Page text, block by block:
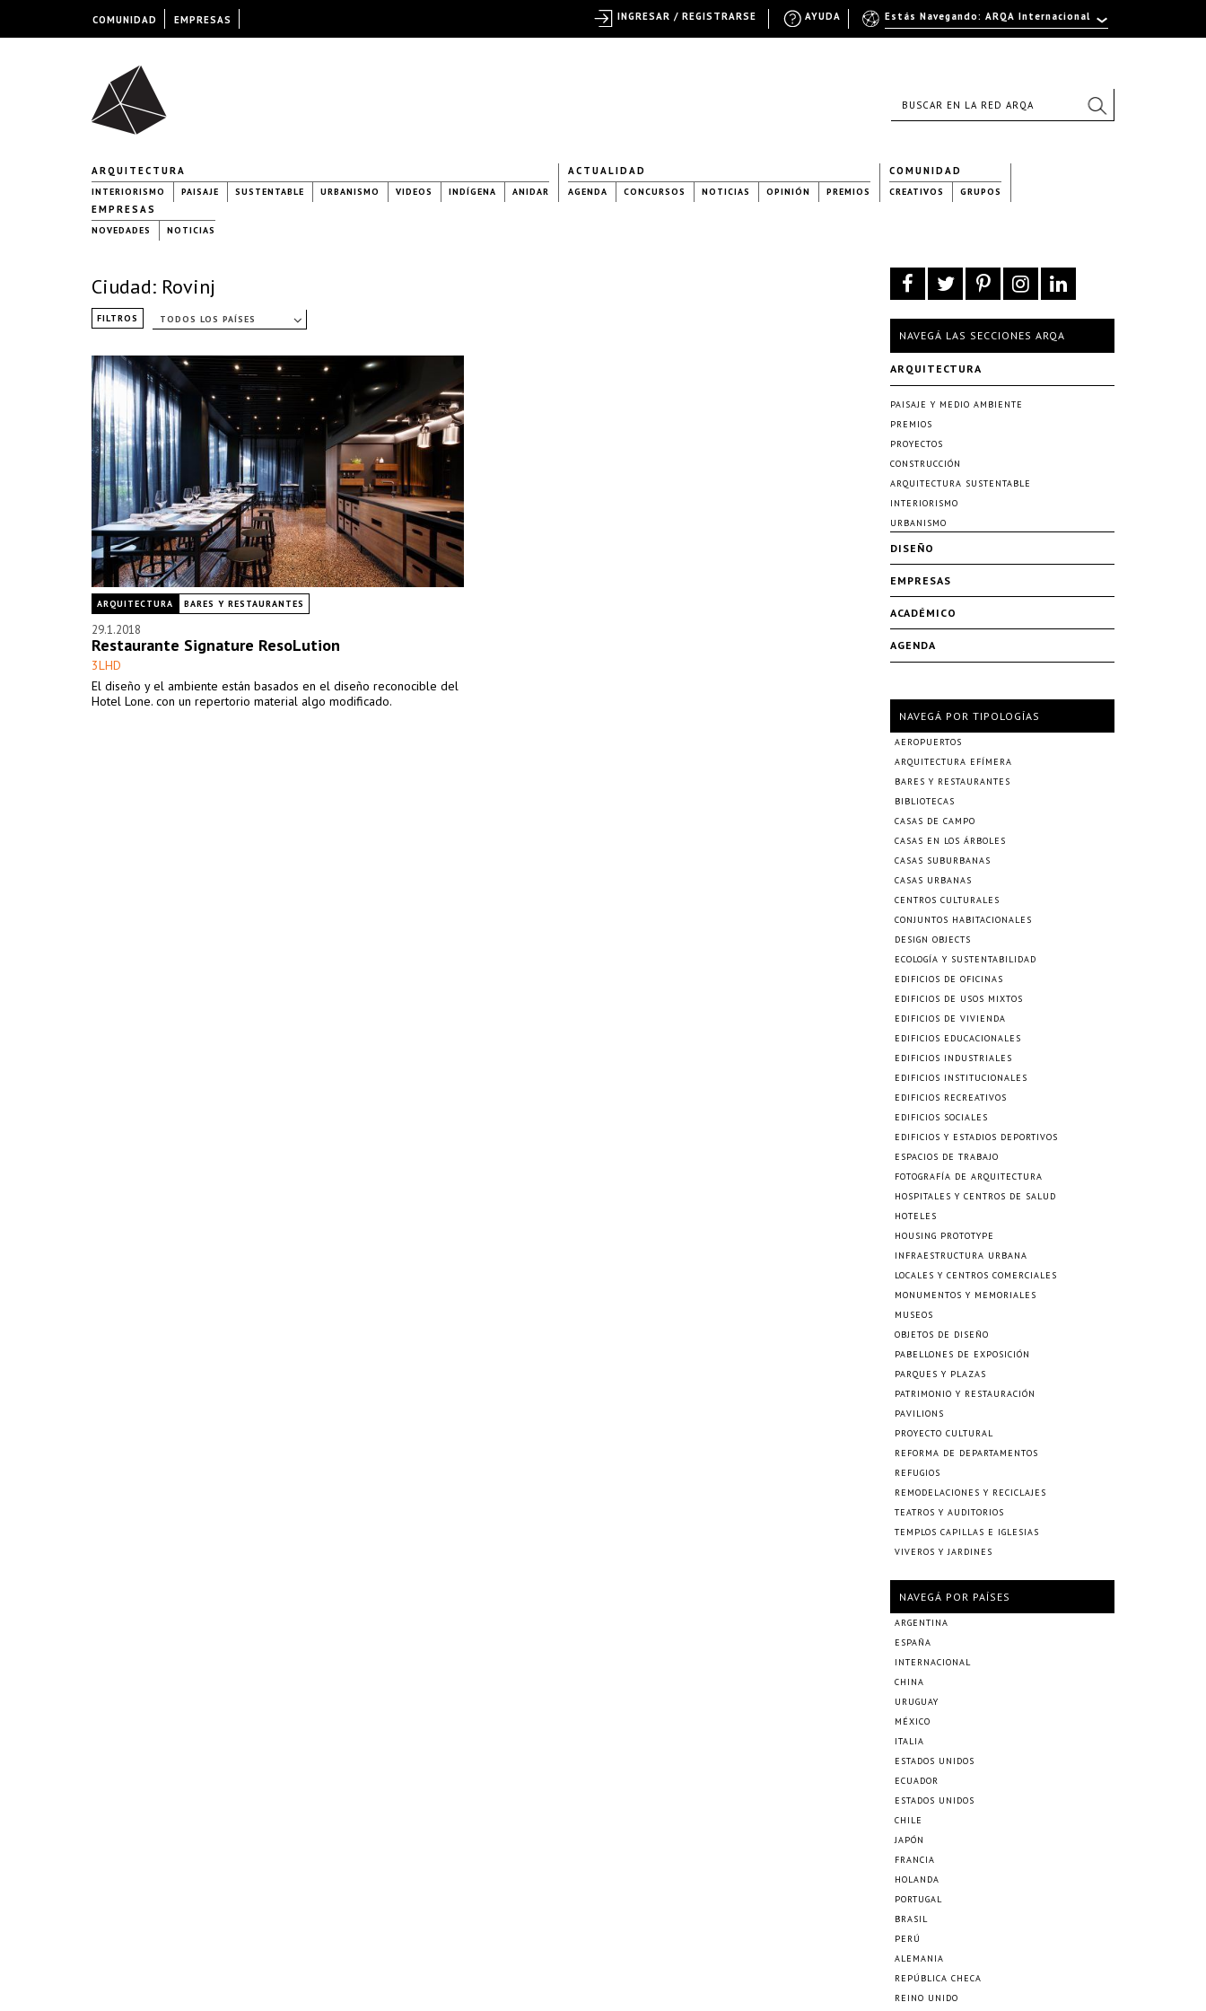
ARQUITECTURA
INTERIORISMO PAISAJE SUSTENTABLE URBANISMO VIDEOS INDÍGENA ANIDAR
ACTUALIDAD
AGENDA CONCURSOS NOTICIAS OPINIÓN PREMIOS
COMUNIDAD
CREATIVOS GRUPOS
EMPRESAS
NOVEDADES NOTICIAS
Ciudad: Rovinj
FILTROS TODOS LOS PAÍSES
ARQUITECTURA BARES Y RESTAURANTES
29.1.2018
Restaurante Signature ResoLution
3LHD
El diseño y el ambiente están basados en el diseño reconocible del
Hotel Lone. con un repertorio material algo modificado.
NAVEGÁ LAS SECCIONES ARQA
ARQUITECTURA
PAISAJE Y MEDIO AMBIENTE
PREMIOS
PROYECTOS
CONSTRUCCIÓN
ARQUITECTURA SUSTENTABLE
INTERIORISMO
URBANISMO
DISEÑO
EMPRESAS
ACADÉMICO
AGENDA
NAVEGÁ POR TIPOLOGÍAS
AEROPUERTOS
ARQUITECTURA EFÍMERA
BARES Y RESTAURANTES
BIBLIOTECAS
CASAS DE CAMPO
CASAS EN LOS ÁRBOLES
CASAS SUBURBANAS
CASAS URBANAS
CENTROS CULTURALES
CONJUNTOS HABITACIONALES
DESIGN OBJECTS
ECOLOGÍA Y SUSTENTABILIDAD
EDIFICIOS DE OFICINAS
EDIFICIOS DE USOS MIXTOS
EDIFICIOS DE VIVIENDA
EDIFICIOS EDUCACIONALES
EDIFICIOS INDUSTRIALES
EDIFICIOS INSTITUCIONALES
EDIFICIOS RECREATIVOS
EDIFICIOS SOCIALES
EDIFICIOS Y ESTADIOS DEPORTIVOS
ESPACIOS DE TRABAJO
FOTOGRAFÍA DE ARQUITECTURA
HOSPITALES Y CENTROS DE SALUD
HOTELES
HOUSING PROTOTYPE
INFRAESTRUCTURA URBANA
LOCALES Y CENTROS COMERCIALES
MONUMENTOS Y MEMORIALES
MUSEOS
OBJETOS DE DISEÑO
PABELLONES DE EXPOSICIÓN
PARQUES Y PLAZAS
PATRIMONIO Y RESTAURACIÓN
PAVILIONS
PROYECTO CULTURAL
REFORMA DE DEPARTAMENTOS
REFUGIOS
REMODELACIONES Y RECICLAJES
TEATROS Y AUDITORIOS
TEMPLOS CAPILLAS E IGLESIAS
VIVEROS Y JARDINES
NAVEGÁ POR PAÍSES
ARGENTINA
ESPAÑA
INTERNACIONAL
CHINA
URUGUAY
MÉXICO
ITALIA
ESTADOS UNIDOS
ECUADOR
ESTADOS UNIDOS
CHILE
JAPÓN
FRANCIA
HOLANDA
PORTUGAL
BRASIL
PERÚ
ALEMANIA
REPÚBLICA CHECA
REINO UNIDO
COMUNIDAD EMPRESAS Estás Navegando: ARQA Internacional
AYUDA
INGRESAR / REGISTRARSE